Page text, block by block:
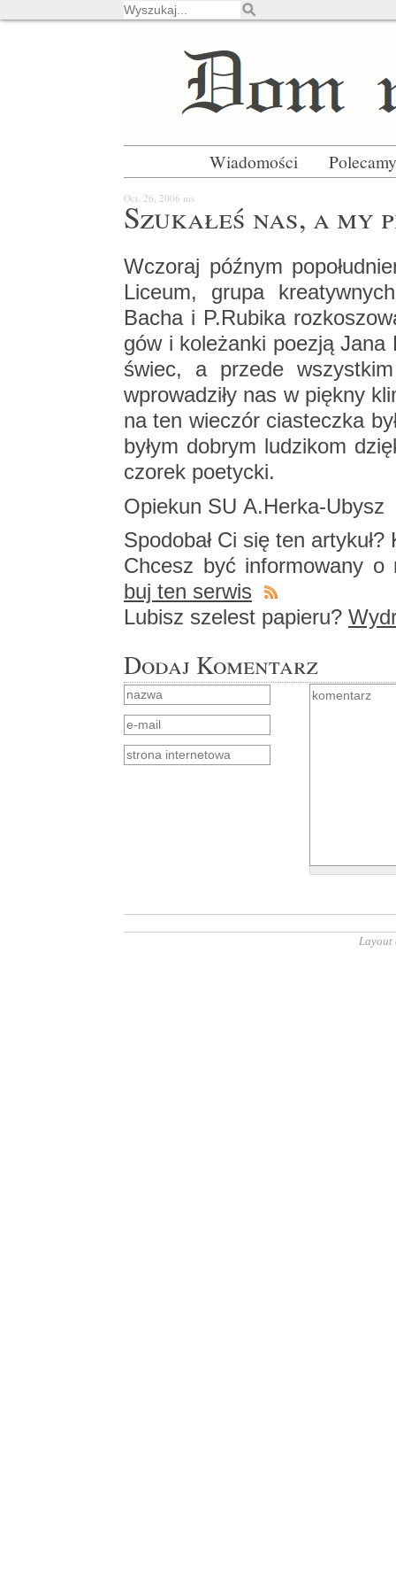
Wiadomości Polecamy
Oct. 26, 2006 ms
Szu­ka­łeś nas, a
Wczo­raj póź­nym
Li­ceum, grupa
Bacha i P.​Rubika
gów i ko­le­żan­ki po­ezją Jana
świec, a przede
wpro­wa­dzi­ły nas w pięk­ny
na ten wie­czór cia­stecz­ka
by­łym do­brym lu­dzi­kom
czo­rek po­etyc­ki.
Opie­kun SU A.​Herka-Ubysz
Spodo­bał Ci się ten
Chcesz być in­for­mo­wa­ny o
buj ten ser­wis
Lu­bisz sze­lest pa­pie­ru?
Dodaj Komentarz
Layout